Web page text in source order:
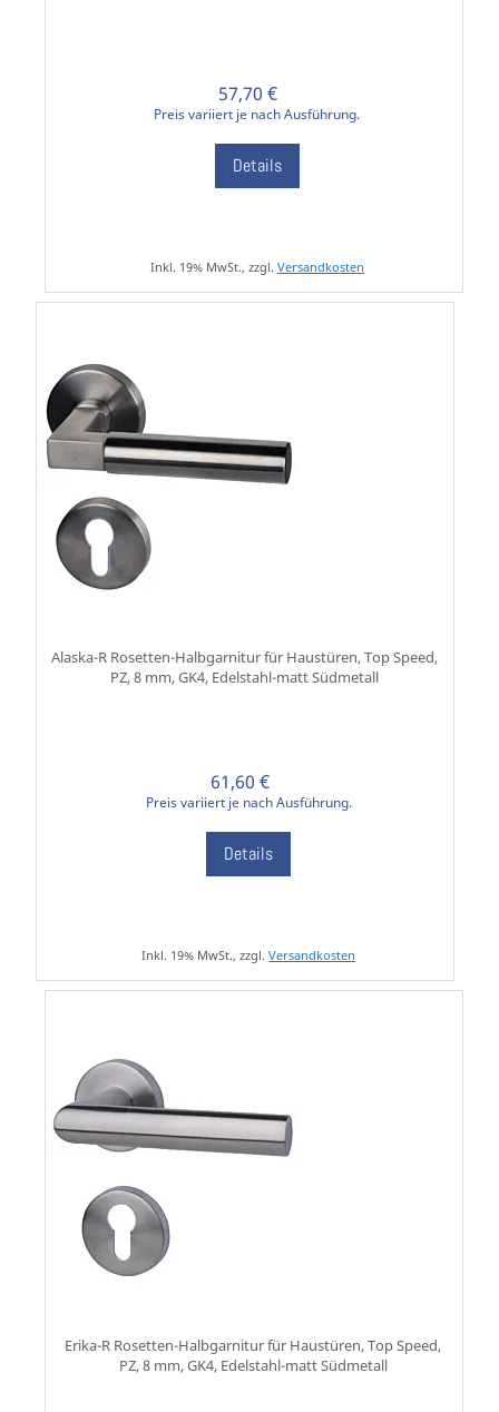
57,70 €
Preis variiert je nach Ausführung.
Details
Inkl. 19% MwSt., zzgl. Versandkosten
Alaska-R Rosetten-Halbgarnitur für Haustüren, Top Speed,
PZ, 8 mm, GK4, Edelstahl-matt Südmetall
61,60 €
Preis variiert je nach Ausführung.
Details
Inkl. 19% MwSt., zzgl.Versandkosten
Erika-R Rosetten-Halbgarnitur für Haustüren, Top Speed,
PZ, 8 mm, GK4, Edelstahl-matt Südmetall